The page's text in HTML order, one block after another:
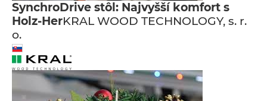
SynchroDrive stôl: Najvyšší komfort s
Holz-HerKRAL WOOD TECHNOLOGY, s. r.
o.